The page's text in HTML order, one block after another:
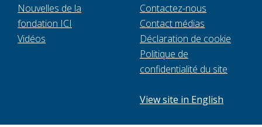
Nouvelles de la
fondation ICI
Vidéos
Contactez-nous
Contact médias
Déclaration de cookie
Politique de
confidentialité du site
View site in English